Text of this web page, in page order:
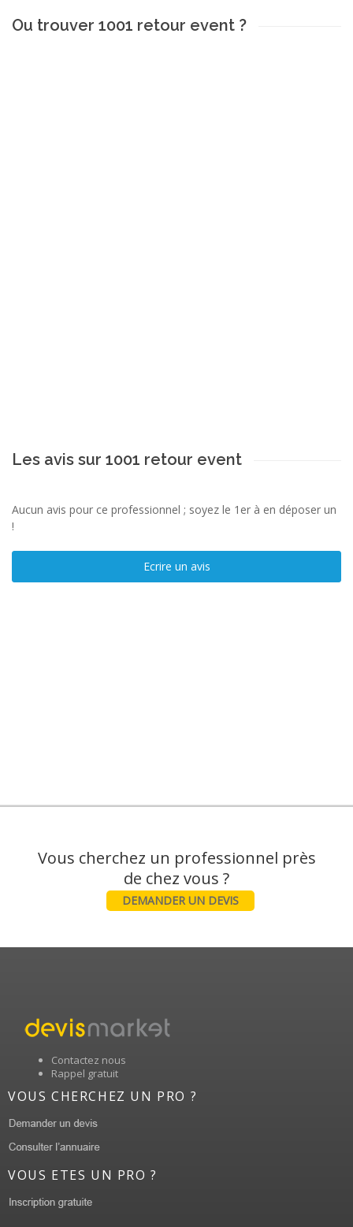
Ou trouver 1001 retour event ?
Les avis sur 1001 retour event
Aucun avis pour ce professionnel ; soyez le 1er à en déposer un
!
Ecrire un avis
Vous cherchez un professionnel près
DEMANDER UN DEVIS
Contactez nous
Rappel gratuit
VOUS CHERCHEZ UN PRO ?
VOUS ETES UN PRO ?